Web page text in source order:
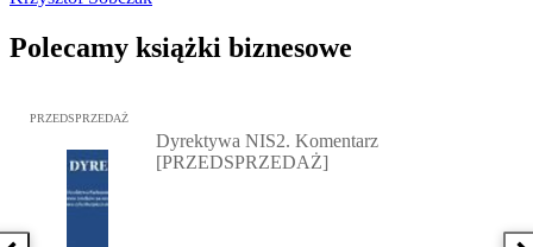
Polecamy książki biznesowe
Przejdź do: Dyrektywa NIS2. Komentarz [PRZEDSPRZEDAŻ],
PRZEDSPRZEDAŻ
Dyrektywa NIS2. Komentarz
[PRZEDSPRZEDAŻ]